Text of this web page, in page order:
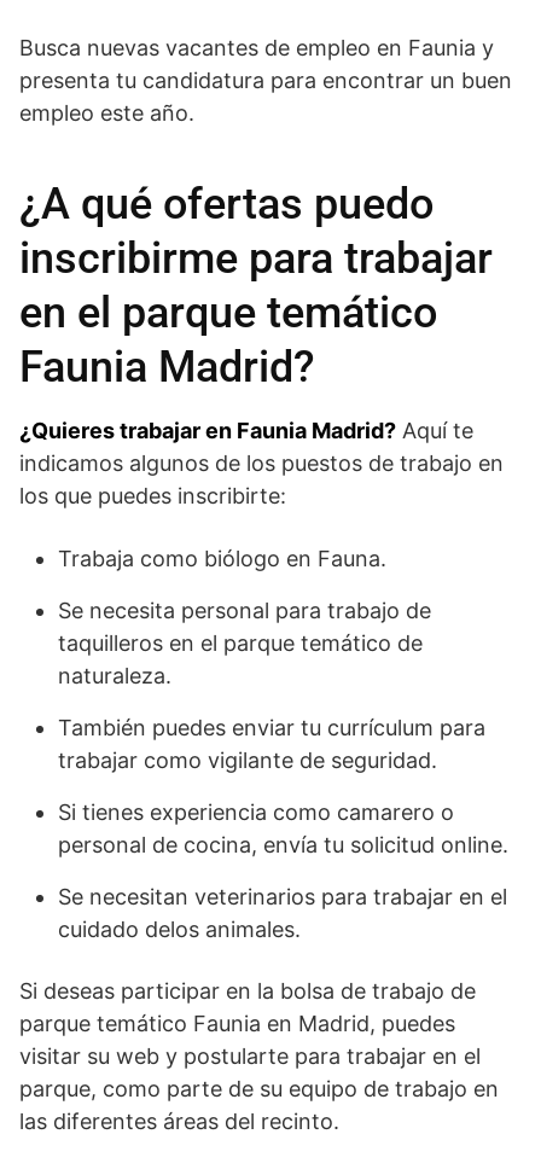
Busca nuevas vacantes de empleo en Faunia y
presenta tu candidatura para encontrar un buen
empleo este año.
¿A qué ofertas puedo
inscribirme para trabajar
en el parque temático
Faunia Madrid?
¿Quieres trabajar en Faunia Madrid? Aquí te
indicamos algunos de los puestos de trabajo en
los que puedes inscribirte:
Trabaja como biólogo en Fauna.
Se necesita personal para trabajo de
taquilleros en el parque temático de
naturaleza.
También puedes enviar tu currículum para
trabajar como vigilante de seguridad.
Si tienes experiencia como camarero o
personal de cocina, envía tu solicitud online.
Se necesitan veterinarios para trabajar en el
cuidado delos animales.
Si deseas participar en la bolsa de trabajo de
parque temático Faunia en Madrid, puedes
visitar su web y postularte para trabajar en el
parque, como parte de su equipo de trabajo en
las diferentes áreas del recinto.